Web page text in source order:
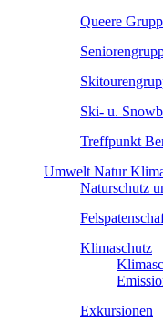
Queere
Ski- u.
Treffpunkt
Umwelt Natur
Naturschutz
Klimaschutz
Exkursionen